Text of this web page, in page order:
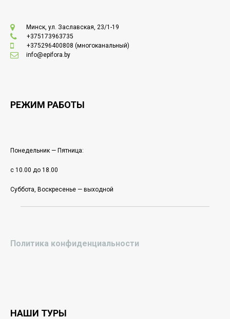
Минск, ул. Заславская, 23/1-19
+375173963735
+375296400808 (многоканальный)
info@epifora.by
РЕЖИМ РАБОТЫ
Понедельник — Пятница:
с 10.00 до 18.00
Суббота, Воскресенье — выходной
Политика конфиденциальности
НАШИ ТУРЫ